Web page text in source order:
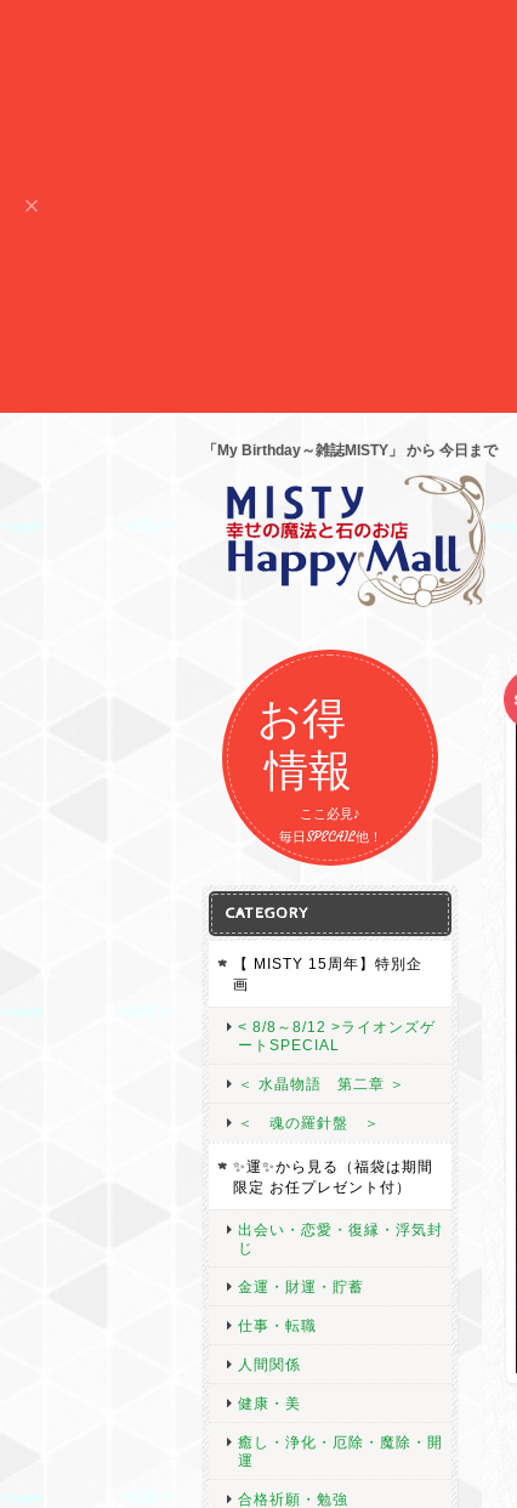
「My Birthday～雑誌MISTY」 から 今日まで
お得
情報
ここ必見♪
毎日SPECAIL他！
CATEGORY
【 MISTY 15周年】特別企
画
< 8/8～8/12 >ライオンズゲ
ートSPECIAL
＜ 水晶物語 第二章 ＞
＜ 魂の羅針盤 ＞
✨運✨から見る（福袋は期間
限定 お任プレゼント付）
出会い・恋愛・復縁・浮気封
じ
金運・財運・貯蓄
仕事・転職
人間関係
健康・美
癒し・浄化・厄除・魔除・開
運
合格祈願・勉強